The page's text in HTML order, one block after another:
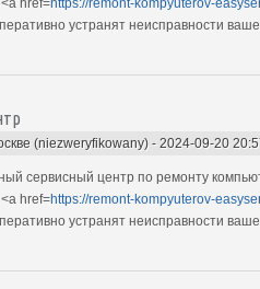
устранят неисправности
(niezweryfikowany) - 2024-09-20
сервисный центр по ремонту
href=https://remont-kompyuterov-
устранят неисправности